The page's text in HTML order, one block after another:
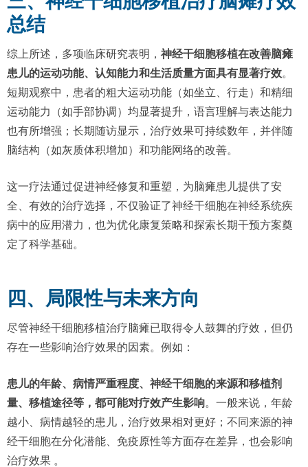
总结
综上所述，多项临床研究表明， 神经干细胞移植在改善脑瘫
患儿的运动功能、认知能力和生活质量方面具有显著疗效。
短期观察中，患者的粗大运动功能（如坐立、行走）和精细
运动能力（如手部协调）均显著提升，语言理解与表达能力
也有所增强；长期随访显示，治疗效果可持续数年，并伴随
脑结构（如灰质体积增加）和功能网络的改善。
这一疗法通过促进神经修复和重塑，为脑瘫患儿提供了安
全、有效的治疗选择，不仅验证了神经干细胞在神经系统疾
病中的应用潜力，也为优化康复策略和探索长期干预方案奠
定了科学基础。
四、局限性与未来方向
尽管神经干细胞移植治疗脑瘫已取得令人鼓舞的疗效，但仍
存在一些影响治疗效果的因素。例如：
患儿的年龄、病情严重程度、神经干细胞的来源和移植剂
量、移植途径等，都可能对疗效产生影响。一般来说，年龄
越小、病情越轻的患儿，治疗效果相对更好；不同来源的神
经干细胞在分化潜能、免疫原性等方面存在差异，也会影响
治疗效果 。